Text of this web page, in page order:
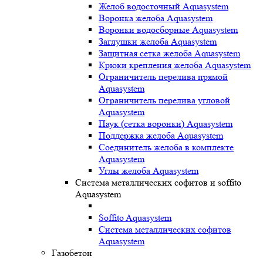
Желоб водосточный Aquasystem
Воронка желоба Aquasystem
Воронки водосборные Aquasystem
Заглушки желоба Aquasystem
Защитная сетка желоба Aquasystem
Крюки крепления желоба Aquasystem
Ограничитель перелива прямой
Aquasystem
Ограничитель перелива угловой
Aquasystem
Паук (сетка воронки) Aquasystem
Поддержка желоба Aquasystem
Соединитель желоба в комплекте
Aquasystem
Углы желоба Aquasystem
Система металлических софитов и soffito
Aquasystem
Soffito Aquasystem
Система металлических софитов
Aquasystem
Газобетон